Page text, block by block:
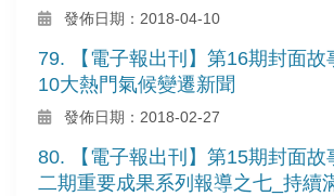
發佈日期：2018-04-10
79. 【電子報出刊】第16期封面故
10大熱門氣候變遷新聞
發佈日期：2018-02-27
80. 【電子報出刊】第15期封面故
二期重要成果系列報導之七_持續